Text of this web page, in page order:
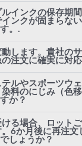
インクの保存期
ンクが固まらな
。.
します。貴社の
注文に確実に対
ルやスポーツウ
料のにじみ（色
か？
る場合、ロット
6か月後に再注文
しょうか？